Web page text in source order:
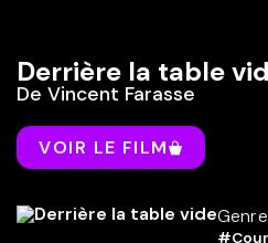
Derrière la table
De Vincent Farasse
VOIR LE FILM